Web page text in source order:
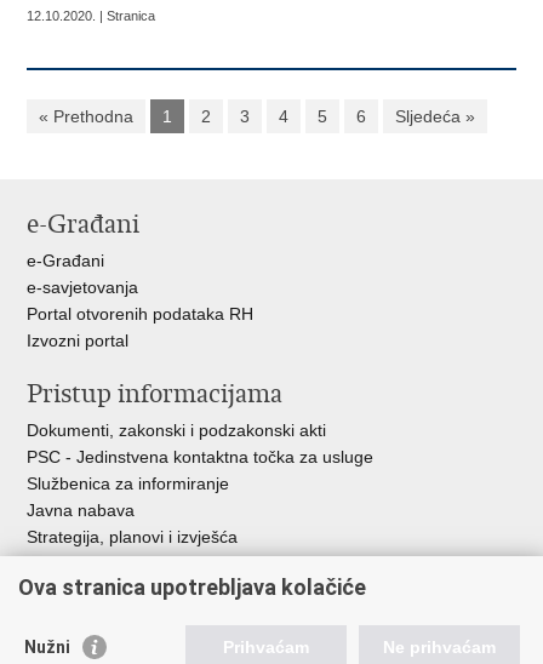
12.10.2020. | Stranica
« Prethodna 1 2 3 4 5 6 Sljedeća »
e-Građani
e-Građani
e-savjetovanja
Portal otvorenih podataka RH
Izvozni portal
Pristup informacijama
Dokumenti, zakonski i podzakonski akti
PSC - Jedinstvena kontaktna točka za usluge
Službenica za informiranje
Javna nabava
Strategija, planovi i izvješća
Ova stranica upotrebljava kolačiće
Nužni Prihvaćam Ne prihvaćam